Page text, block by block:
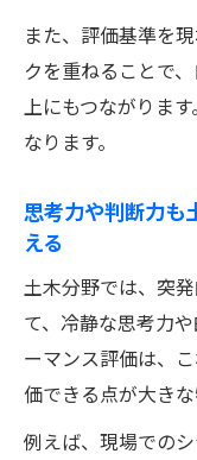
また、評価基準を
クを重ねることで
上にもつながりま
なります。
思考力や判断力も
える
土木分野では、突
て、冷静な思考力
ーマンス評価は、
価できる点が大きな
例えば、現場での